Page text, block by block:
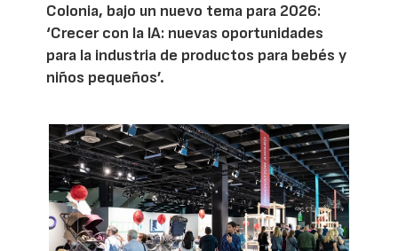
Colonia, bajo un nuevo tema para 2026:
‘Crecer con la IA: nuevas oportunidades
para la industria de productos para bebés y
niños pequeños’.